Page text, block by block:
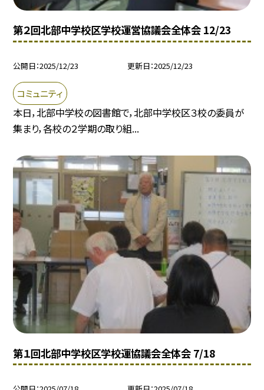
第２回北部中学校区学校運営協議会全体会 12/23
公開日 2025/12/23 更新日 2025/12/23
コミュニティ
本日，北部中学校の図書館で，北部中学校区３校の委員が
集まり，各校の２学期の取り組...
第１回北部中学校区学校運協議会全体会 7/18